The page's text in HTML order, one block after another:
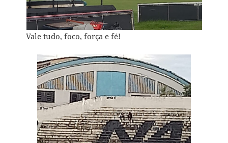
Vale tudo, foco, força e fé!